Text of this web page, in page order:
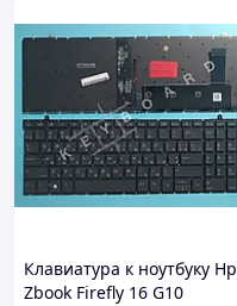
Клавиатура к ноутбуку Hp
Zbook Firefly 16 G10